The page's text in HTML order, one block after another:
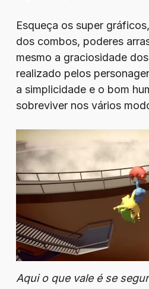
Esqueça os super
dos combos, poderes
mesmo a graciosidade
realizado pelos
a simplicidade e o bom
sobreviver nos vários
Aqui o que vale é se